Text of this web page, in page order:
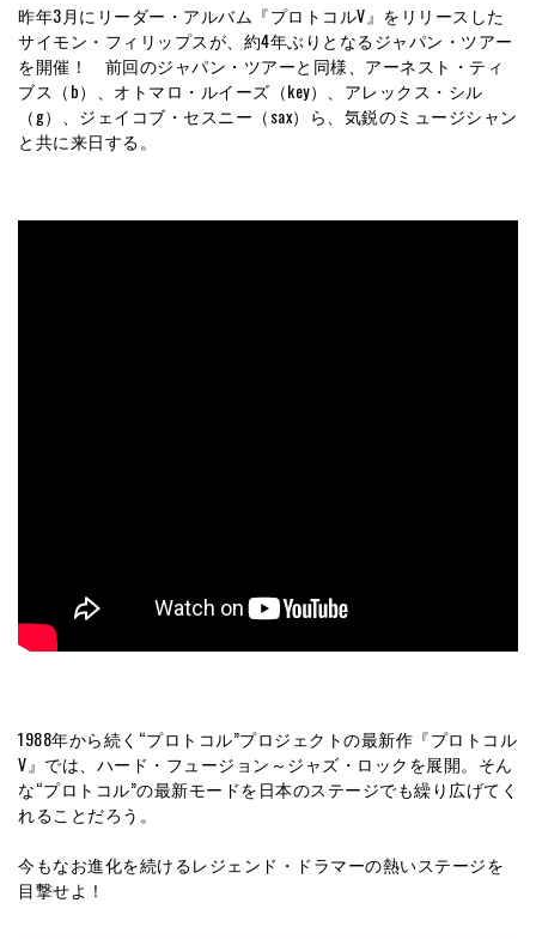
昨年3月にリーダー・アルバム『プロトコルV』をリリースした
サイモン・フィリップスが、約4年ぶりとなるジャパン・ツアー
を開催！ 前回のジャパン・ツアーと同様、アーネスト・ティ
ブス（b）、オトマロ・ルイーズ（key）、アレックス・シル
（g）、ジェイコブ・セスニー（sax）ら、気鋭のミュージシャン
と共に来日する。
1988年から続く“プロトコル”プロジェクトの最新作『プロトコル
V』では、ハード・フュージョン～ジャズ・ロックを展開。そん
な“プロトコル”の最新モードを日本のステージでも繰り広げてく
れることだろう。
今もなお進化を続けるレジェンド・ドラマーの熱いステージを
目撃せよ！